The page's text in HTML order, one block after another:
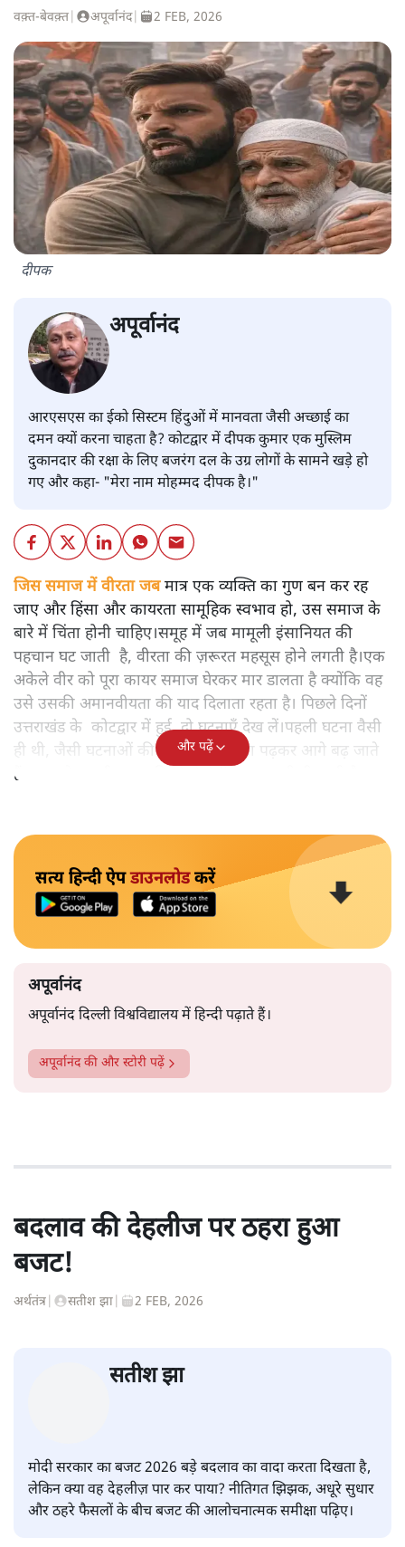
वक़्त-बेवक़्त अपूर्वानंद| 2 FEB, 2026
दीपक
अपूर्वानंद
आरएसएस का ईको सिस्टम हिंदुओं में मानवता जैसी अच्छाई का
दमन क्यों करना चाहता है? कोटद्वार में दीपक कुमार एक मुस्लिम
दुकानदार की रक्षा के लिए बजरंग दल के उग्र लोगों के सामने खड़े हो
गए और कहा- "मेरा नाम मोहम्मद दीपक है।"
जिस समाज में वीरता जबमात्र एक व्यक्ति का गुण बन कर रह
जाए और हिंसा और कायरता सामूहिक स्वभाव हो, उस समाज के
बारे में चिंता होनी चाहिए।समूह में जब मामूली इंसानियत की
पहचान घट जाती है, वीरता की ज़रूरत महसूस होने लगती है।एक
अकेले वीर को पूरा कायर समाज घेरकर मार डालता है क्योंकि वह
उसे उसकी अमानवीयता की याद दिलाता रहता है। पिछले दिनों
उत्तराखंड के कोटद्वार में हुई दो घटनाएँ देख लें।पहली घटना वैसी
ही थी, जैसी घटनाओं की खबर हम रोज़ाना पढ़कर आगे बढ़ जाते
हैं।भारत के तक़रीबन हर हिस्से से ऐसी खबर आती ही रहती है।
और पढ़ें
सत्य हिन्दी ऐपडाउनलोडकरें
अपूर्वानंद
अपूर्वानंद दिल्ली विश्वविद्यालय में हिन्दी पढ़ाते हैं।
अपूर्वानंदकी और स्टोरी पढ़ें
बदलाव की देहलीज पर ठहरा हुआ
बजट!
अर्थतंत्र सतीश झा 2 FEB, 2026